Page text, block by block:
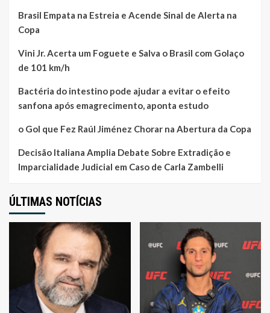
Brasil Empata na Estreia e Acende Sinal de Alerta na
Copa
Vini Jr. Acerta um Foguete e Salva o Brasil com Golaço
de 101 km/h
Bactéria do intestino pode ajudar a evitar o efeito
sanfona após emagrecimento, aponta estudo
o Gol que Fez Raúl Jiménez Chorar na Abertura da Copa
Decisão Italiana Amplia Debate Sobre Extradição e
Imparcialidade Judicial em Caso de Carla Zambelli
ÚLTIMAS NOTÍCIAS